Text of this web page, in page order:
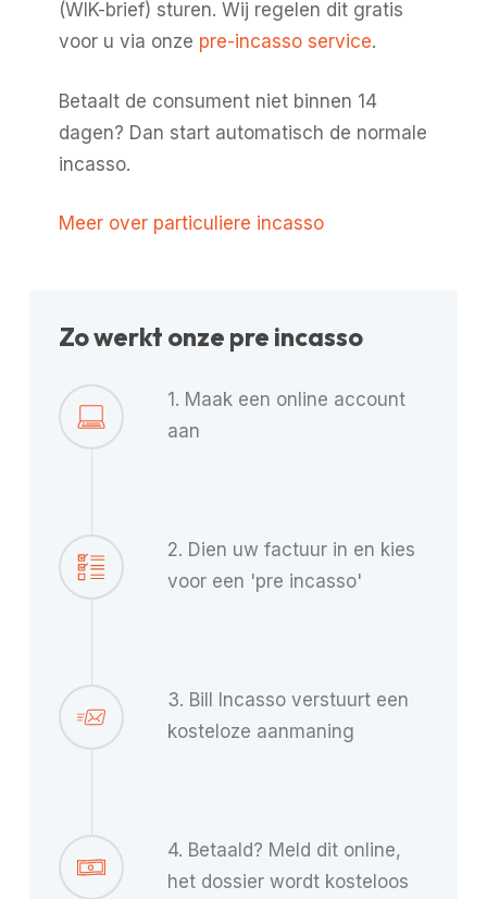
(WIK-brief) sturen. Wij regelen dit gratis
voor u via onze pre-incasso service.
Betaalt de consument niet binnen 14
dagen? Dan start automatisch de normale
incasso.
Meer over particuliere incasso
Zo werkt onze pre incasso
1. Maak een online account
aan
2. Dien uw factuur in en kies
voor een 'pre incasso'
3. Bill Incasso verstuurt een
kosteloze aanmaning
4. Betaald? Meld dit online,
het dossier wordt kosteloos